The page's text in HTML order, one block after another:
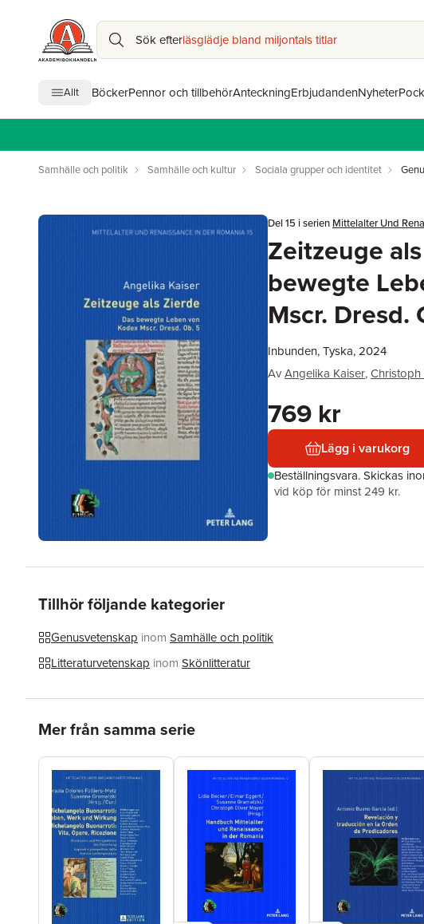
Sök efterläsglädje bland miljontals titlar
Allt BöckerPennor och tillbehörAnteckningErbjudandenNyheter
Samhälle och politik Samhälle och kultur Sociala grupper och identitet
Del 15 i serien Mittelalter Und
Zeitzeuge
bewegte
Mscr. Dresd.
Inbunden, Tyska, 2024
AvAngelika Kaiser,Christoph
769 kr
Lägg i varukorg
Beställningsvara.Skickas
vid köp för minst 249 kr.
Tillhör följande kategorier
Genusvetenskap inom Samhälle och politik
Litteraturvetenskap inom Skönlitteratur
Mer från samma serie